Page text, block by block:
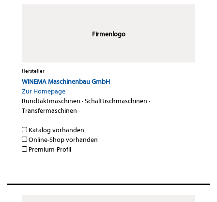
Firmenlogo
Hersteller
WINEMA Maschinenbau GmbH
Zur Homepage
Rundtaktmaschinen ·Schalttischmaschinen ·
Transfermaschinen ·
Katalog vorhanden
Online-Shop vorhanden
Premium-Profil